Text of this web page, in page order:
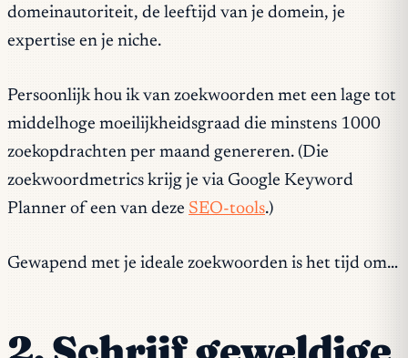
domeinautoriteit, de leeftijd van je domein, je
expertise en je niche.
Persoonlijk hou ik van zoekwoorden met een lage tot
middelhoge moeilijkheidsgraad die minstens 1000
zoekopdrachten per maand genereren. (Die
zoekwoordmetrics krijg je via Google Keyword
Planner of een van deze SEO-tools.)
Gewapend met je ideale zoekwoorden is het tijd om…